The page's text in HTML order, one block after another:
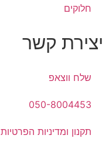
חלוקים
יצירת קשר
שלח ווצאפ
050-8004453
תקנון ומדיניות הפרטיות